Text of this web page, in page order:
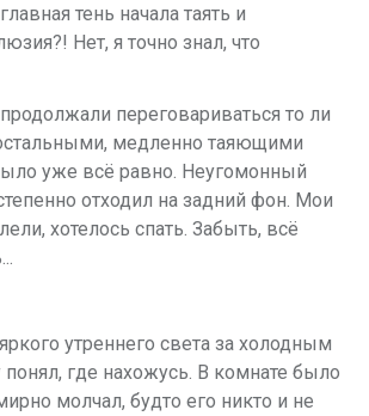
тень начала таять и
Нет, я точно знал, что
переговариваться то ли
медленно таяющими
уже всё равно. Неугомонный
отходил на задний фон. Мои
хотелось спать. Забыть, всё
утреннего света за холодным
где нахожусь. В комнате было
молчал, будто его никто и не